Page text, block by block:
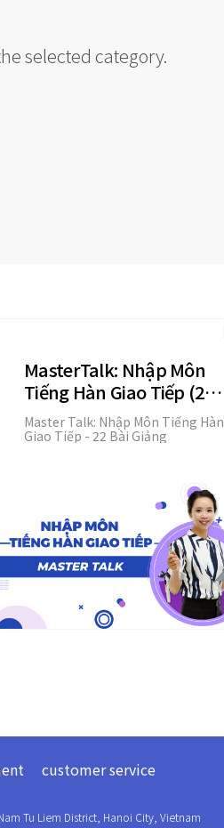
selected category.
MasterTalk: Nhập Môn
Tiếng Hàn Giao Tiếp (22
bài giảng)
Master Talk: Nhập Môn Tiếng Hàn
Giao Tiếp - 22 Bài Giảng
customer service
Tu Liem District, Hanoi City, Vietnam